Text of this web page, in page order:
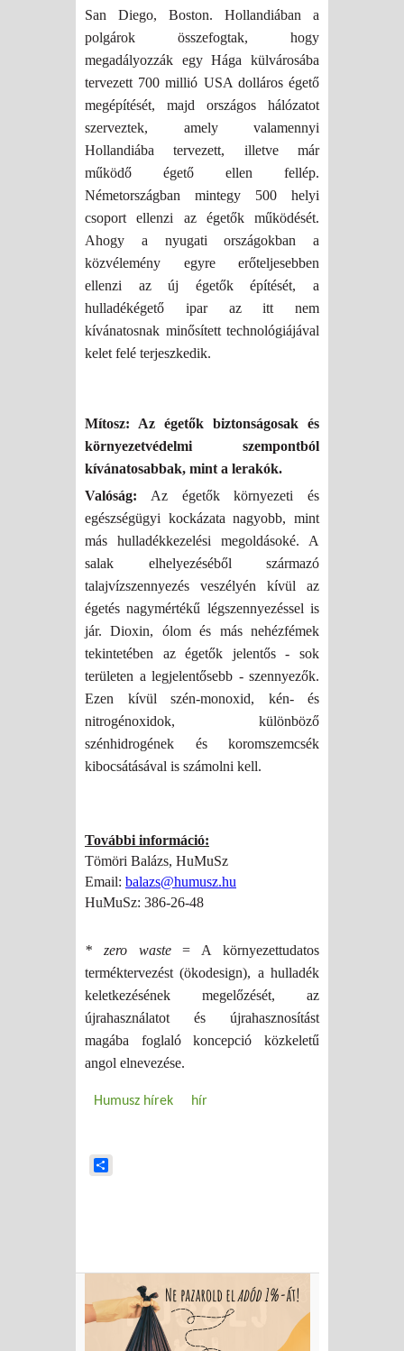
San Diego, Boston. Hollandiában a
polgárok összefogtak, hogy
megadályozzák egy Hága külvárosába
tervezett 700 millió USA dolláros égető
megépítését, majd országos hálózatot
szerveztek, amely valamennyi
Hollandiába tervezett, illetve már
működő égető ellen fellép.
Németországban mintegy 500 helyi
csoport ellenzi az égetők működését.
Ahogy a nyugati országokban a
közvélemény egyre erőteljesebben
ellenzi az új égetők építését, a
hulladékégető ipar az itt nem
kívánatosnak minősített technológiájával
kelet felé terjeszkedik.
Mítosz: Az égetők biztonságosak és
környezetvédelmi szempontból
kívánatosabbak, mint a lerakók.
Valóság: Az égetők környezeti és
egészségügyi kockázata nagyobb, mint
más hulladékkezelési megoldásoké. A
salak elhelyezéséből származó
talajvízszennyezés veszélyén kívül az
égetés nagymértékű légszennyezéssel is
jár. Dioxin, ólom és más nehézfémek
tekintetében az égetők jelentős - sok
területen a legjelentősebb - szennyezők.
Ezen kívül szén-monoxid, kén- és
nitrogénoxidok, különböző
szénhidrogének és koromszemcsék
kibocsátásával is számolni kell.
További információ:
Tömöri Balázs, HuMuSz
Email: balazs@humusz.hu
HuMuSz: 386-26-48
* zero waste= A környezettudatos
terméktervezést (ökodesign), a hulladék
keletkezésének megelőzését, az
újrahasználatot és újrahasznosítást
magába foglaló koncepció közkeletű
angol elnevezése.
Humusz hírek hír